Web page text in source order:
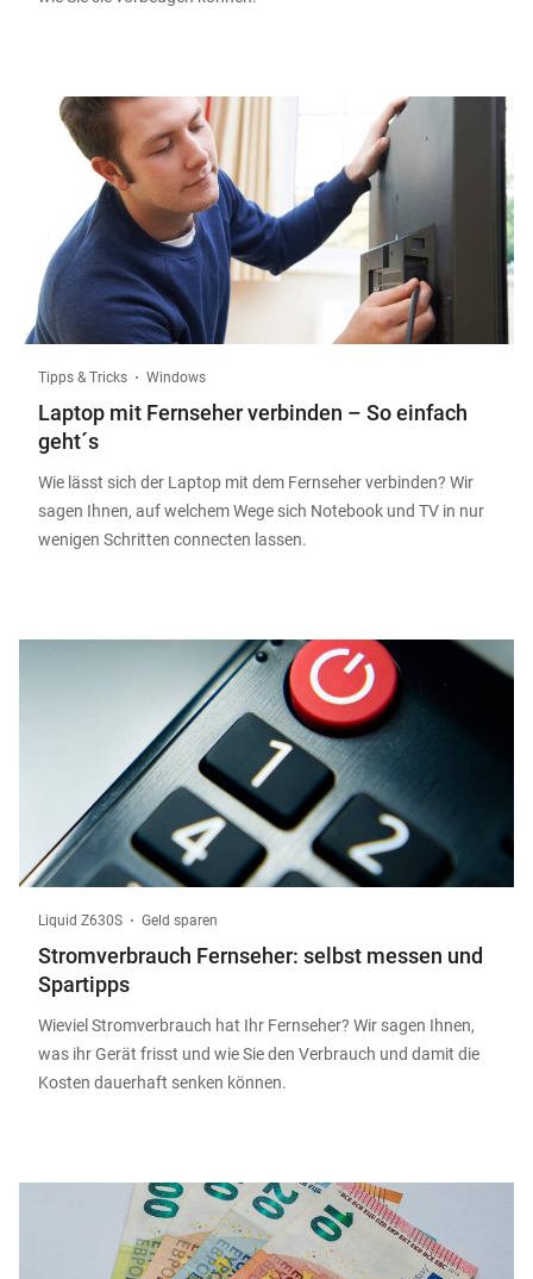
Tipps & Tricks Windows
Laptop mit Fernseher verbinden – So einfach
geht´s
Wie lässt sich der Laptop mit dem Fernseher verbinden? Wir
sagen Ihnen, auf welchem Wege sich Notebook und TV in nur
wenigen Schritten connecten lassen.
Liquid Z630S Geld sparen
Stromverbrauch Fernseher: selbst messen und
Spartipps
Wieviel Stromverbrauch hat Ihr Fernseher? Wir sagen Ihnen,
was ihr Gerät frisst und wie Sie den Verbrauch und damit die
Kosten dauerhaft senken können.